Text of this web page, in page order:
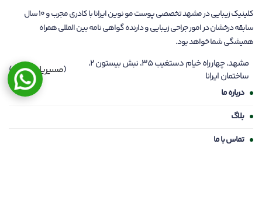
کلینیک زیبایی در مشهد تخصصی پوست مو نوین ایرانا با کادری مجرب و ۱۰ سال
سابقه درخشان در امور جراحی زیبایی و دارنده گواهی نامه بین المللی همراه
همیشگی شما خواهد بود.
مشهد، چهارراه خیام دستغیب ۳۵، نبش بیستون ۲،
ساختمان ایرانا
(مسیریابی )
درباره ما
بلاگ
تماس با ما